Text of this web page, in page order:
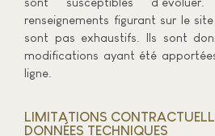
renseignements figurant sur le
sont pas exhaustifs. Ils sont
modifications ayant été
ligne.
LIMITATIONS
DONNÉES TECHNIQUES